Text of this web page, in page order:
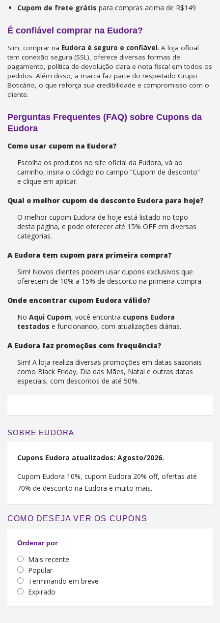
Cupom de frete grátis para compras acima de R$149
É confiável comprar na Eudora?
Sim, comprar na Eudora é seguro e confiável. A loja oficial
tem conexão segura (SSL), oferece diversas formas de
pagamento, política de devolução clara e nota fiscal em todos os
pedidos. Além disso, a marca faz parte do respeitado Grupo
Boticário, o que reforça sua credibilidade e compromisso com o
cliente.
Perguntas Frequentes (FAQ) sobre Cupons da
Eudora
Como usar cupom na Eudora?
Escolha os produtos no site oficial da Eudora, vá ao
carrinho, insira o código no campo “Cupom de desconto”
e clique em aplicar.
Qual o melhor cupom de desconto Eudora para hoje?
O melhor cupom Eudora de hoje está listado no topo
desta página, e pode oferecer até 15% OFF em diversas
categorias.
A Eudora tem cupom para primeira compra?
Sim! Novos clientes podem usar cupons exclusivos que
oferecem de 10% a 15% de desconto na primeira compra.
Onde encontrar cupom Eudora válido?
No Aqui Cupom, você encontra cupons Eudora
testados e funcionando, com atualizações diárias.
A Eudora faz promoções com frequência?
Sim! A loja realiza diversas promoções em datas sazonais
como Black Friday, Dia das Mães, Natal e outras datas
especiais, com descontos de até 50%.
SOBRE EUDORA
Cupons Eudora atualizados: Agosto/2026.
Cupom Eudora 10%, cupom Eudora 20% off, ofertas até
70% de desconto na Eudora e muito mais.
COMO DESEJA VER OS CUPONS
Ordenar por
Mais recente
Popular
Terminando em breve
Expirado